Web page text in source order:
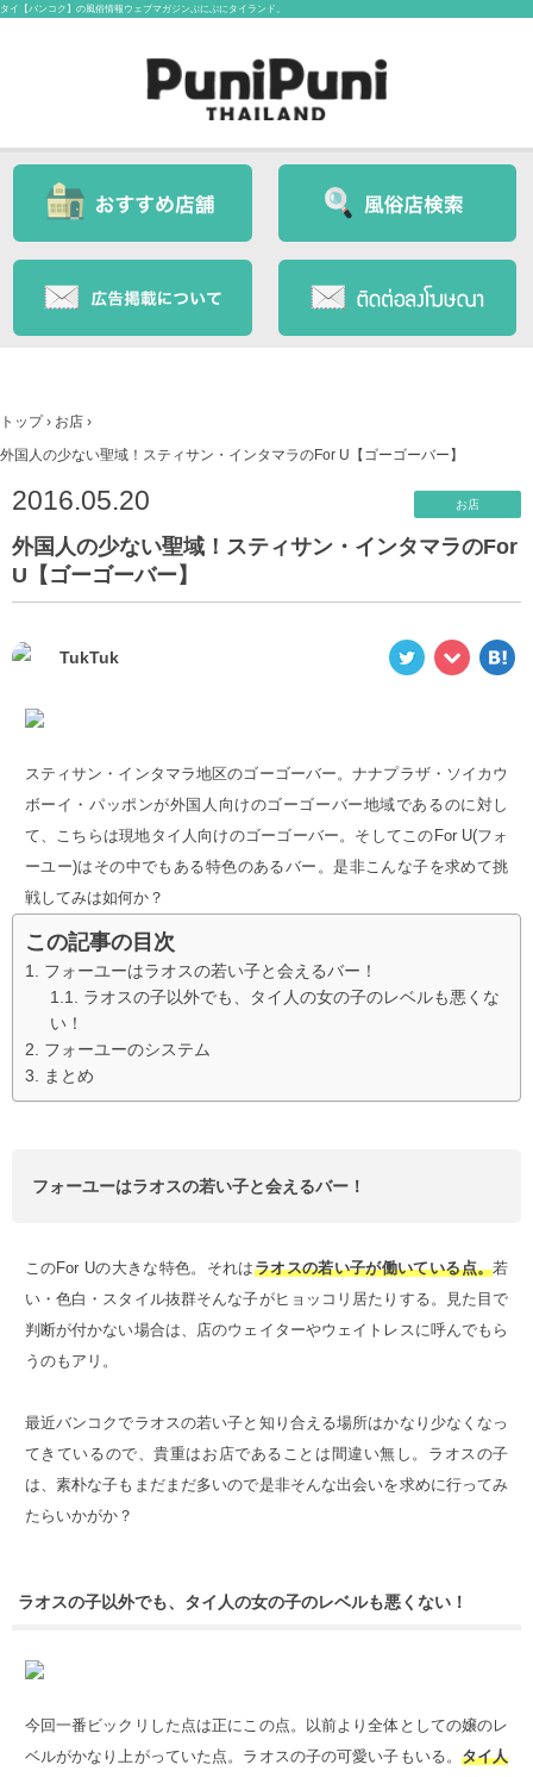
タイ【バンコク】の風俗情報ウェブマガジンぷにぷにタイランド。
トップ › お店 ›
外国人の少ない聖域！スティサン・インタマラのFor U【ゴーゴーバー】
2016.05.20 お店
外国人の少ない聖域！スティサン・インタマラのFor
U【ゴーゴーバー】
TukTuk
スティサン・インタマラ地区のゴーゴーバー。ナナプラザ・ソイカウ
ボーイ・パッポンが外国人向けのゴーゴーバー地域であるのに対し
て、こちらは現地タイ人向けのゴーゴーバー。そしてこのFor U(フォ
ーユー)はその中でもある特色のあるバー。是非こんな子を求めて挑
戦してみは如何か？
この記事の目次
フォーユーはラオスの若い子と会えるバー！
ラオスの子以外でも、タイ人の女の子のレベルも悪くな
い！
フォーユーのシステム
まとめ
フォーユーはラオスの若い子と会えるバー！
このFor Uの大きな特色。それはラオスの若い子が働いている点。若
い・色白・スタイル抜群そんな子がヒョッコリ居たりする。見た目で
判断が付かない場合は、店のウェイターやウェイトレスに呼んでもら
うのもアリ。
最近バンコクでラオスの若い子と知り合える場所はかなり少なくなっ
てきているので、貴重はお店であることは間違い無し。ラオスの子
は、素朴な子もまだまだ多いので是非そんな出会いを求めに行ってみ
たらいかがか？
ラオスの子以外でも、タイ人の女の子のレベルも悪くない！
今回一番ビックリした点は正にこの点。以前より全体としての嬢のレ
ベルがかなり上がっていた点。ラオスの子の可愛い子もいる。タイ人